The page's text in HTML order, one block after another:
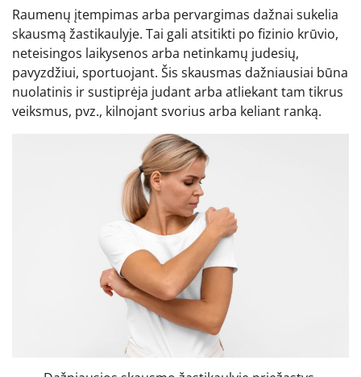
Raumenų įtempimas arba pervargimas dažnai sukelia
skausmą žastikaulyje. Tai gali atsitikti po fizinio krūvio,
neteisingos laikysenos arba netinkamų judesių,
pavyzdžiui, sportuojant. Šis skausmas dažniausiai būna
nuolatinis ir sustiprėja judant arba atliekant tam tikrus
veiksmus, pvz., kilnojant svorius arba keliant ranką.